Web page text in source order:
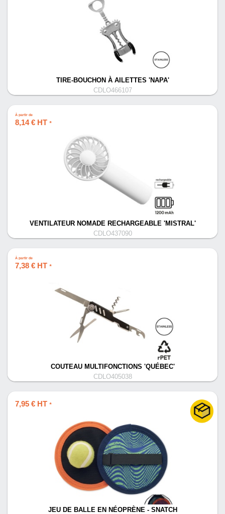
TIRE-BOUCHON À AILETTES 'NAPA'
CDLO466107
À partir de
8,14 € HT *
VENTILATEUR NOMADE RECHARGEABLE 'MISTRAL'
CDLO437090
À partir de
7,38 € HT *
COUTEAU MULTIFONCTIONS 'QUÉBEC'
CDLO405038
7,95 € HT *
JEU DE BALLE EN NÉOPRÈNE - SNATCH